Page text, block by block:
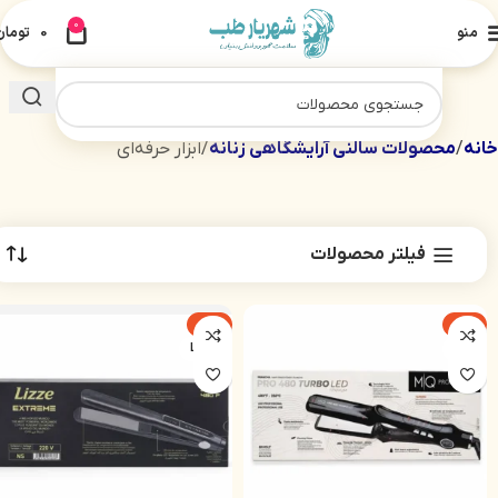
منو 0
0
خانه محصولات سالنی آرایشگاهی زنانه ابزار حرفه‌ای
فیلتر محصولات
-21%
-28%
LIZZE